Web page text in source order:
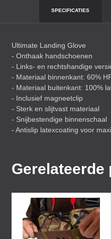
SPECIFICATIES
Ultimate Landing Glove
- Onthaak handschoenen
- Links- en rechtshandige
- Materiaal binnenkant: 60%
- Materiaal buitenkant: 100%
- Inclusief magneetclip
- Sterk en slijtvast materiaal
- Snijbestendige binnenschaal
- Antislip latexcoating voor
Gerelateerde